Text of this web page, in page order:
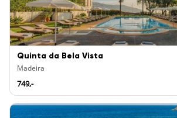
Quinta da Bela Vista
Madeira
749,-